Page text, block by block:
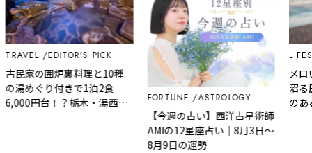
TRAVEL EDITOR'S PICK
古民家の囲炉裏料理と10種
の湯めぐり付きで1泊2食
6,000円台！？栃木・湯西川
FORTUNE ASTROLOGY
【今週の占い】西洋占星術師
AMIの12星座占い｜8月3日～
8月9日の運勢
メロ
沼る
のあ